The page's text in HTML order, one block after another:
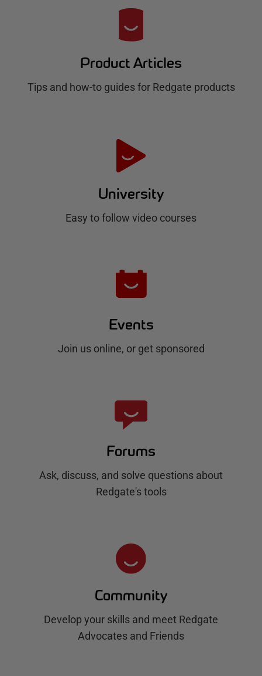
Product Articles
Tips and how-to guides for Redgate products
University
Easy to follow video courses
Events
Join us online, or get sponsored
Forums
Ask, discuss, and solve questions about
Redgate's tools
Community
Develop your skills and meet Redgate
Advocates and Friends